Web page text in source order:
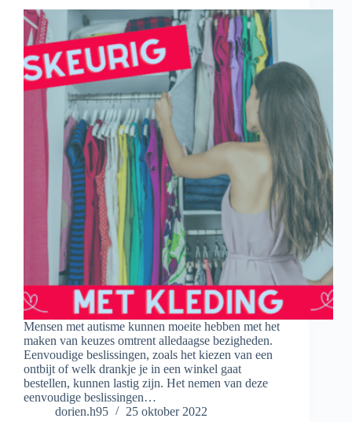
Mensen met autisme kunnen moeite hebben met het
maken van keuzes omtrent alledaagse bezigheden.
Eenvoudige beslissingen, zoals het kiezen van een
ontbijt of welk drankje je in een winkel gaat
bestellen, kunnen lastig zijn. Het nemen van deze
eenvoudige beslissingen…
dorien.h95
25 oktober 2022